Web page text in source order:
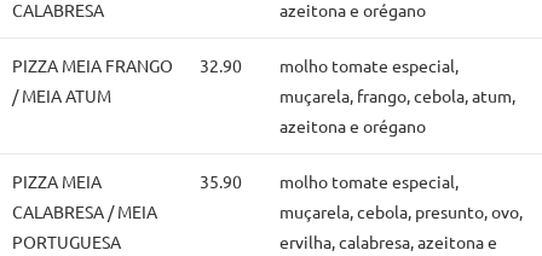
CALABRESA
azeitona e orégano
PIZZA MEIA FRANGO
/ MEIA ATUM
32.90
molho tomate especial,
muçarela, frango, cebola, atum,
azeitona e orégano
PIZZA MEIA
CALABRESA / MEIA
PORTUGUESA
35.90
molho tomate especial,
muçarela, cebola, presunto, ovo,
ervilha, calabresa, azeitona e